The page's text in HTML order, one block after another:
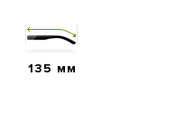
135 мм